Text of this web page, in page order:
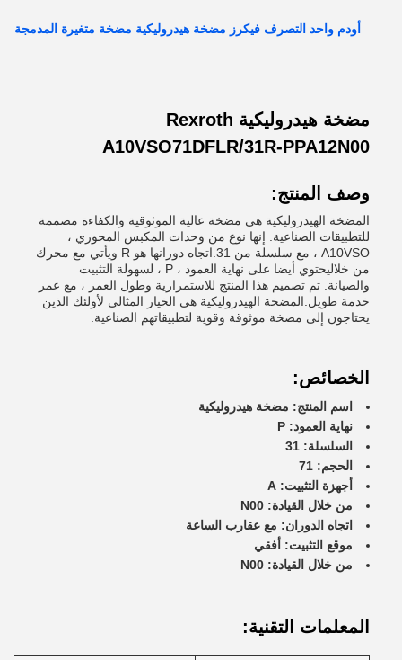
أودم واحد التصرف فيكرز مضخة هيدروليكية مضخة متغيرة المدمجة
مضخة هيدروليكية Rexroth
A10VSO71DFLR/31R-PPA12N00
وصف المنتج:
المضخة الهيدروليكية هي مضخة عالية الموثوقية والكفاءة مصممة
للتطبيقات الصناعية. إنها نوع من وحدات المكبس المحوري ،
A10VSO ، مع سلسلة من 31.اتجاه دورانها هو R ويأتي مع محرك
من خلاليحتوي أيضا على نهاية العمود ، P ، لسهولة التثبيت
والصيانة. تم تصميم هذا المنتج للاستمرارية وطول العمر ، مع عمر
خدمة طويل.المضخة الهيدروليكية هي الخيار المثالي لأولئك الذين
يحتاجون إلى مضخة موثوقة وقوية لتطبيقاتهم الصناعية.
الخصائص:
اسم المنتج: مضخة هيدروليكية
نهاية العمود: P
السلسلة: 31
الحجم: 71
أجهزة التثبيت: A
من خلال القيادة: N00
اتجاه الدوران: مع عقارب الساعة
موقع التثبيت: أفقي
من خلال القيادة: N00
المعلمات التقنية: